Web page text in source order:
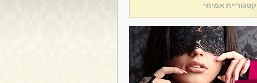
קטגוריית אמיתי